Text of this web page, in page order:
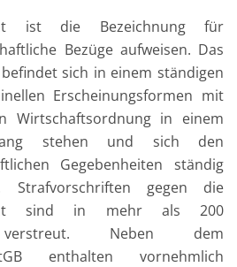
ist die Bezeichnung für
Bezüge aufweisen. Das
sich in einem ständigen
Erscheinungsformen mit
Wirtschaftsordnung in einem
stehen und sich den
Gegebenheiten ständig
Strafvorschriften gegen die
sind in mehr als 200
verstreut. Neben dem
enthalten vornehmlich